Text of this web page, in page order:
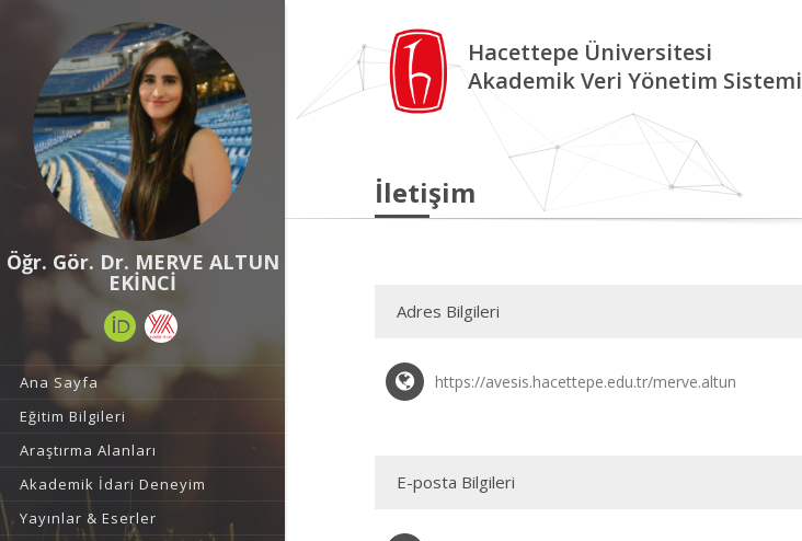
Öğr. Gör. Dr. MERVE ALTUN
EKİNCİ
Ana Sayfa
Eğitim Bilgileri
Araştırma Alanları
Akademik İdari Deneyim
Yayınlar & Eserler
Hacettepe Üniversitesi
Akademik Veri Yönetim Sistemi
İletişim
Adres Bilgileri
https://avesis.hacettepe.edu.tr/merve.altun
E-posta Bilgileri